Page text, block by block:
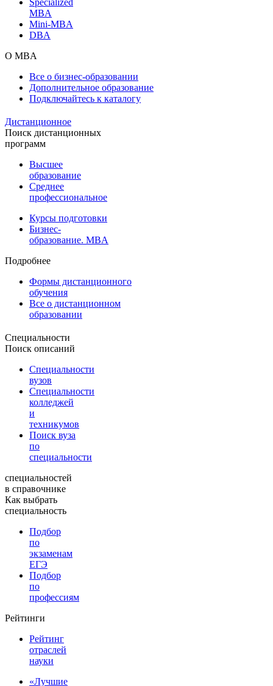
MBA
Mini-MBA
DBA
О MBA
Все о бизнес-образовании
Дополнительное образование
Подключайтесь к каталогу
Дистанционное
Поиск дистанционных
программ
Высшее
образование
Среднее
профессиональное
Курсы подготовки
Бизнес-
образование. MBA
Подробнее
Формы дистанционного
обучения
Все о дистанционном
образовании
Специальности
Поиск описаний
Специальности
вузов
Специальности
колледжей
и
техникумов
Поиск вуза
по
специальности
специальностей
в справочнике
Как выбрать
специальность
Подбор
по
экзаменам
ЕГЭ
Подбор
по
профессиям
Рейтинги
Рейтинг
отраслей
науки
«Лучшие